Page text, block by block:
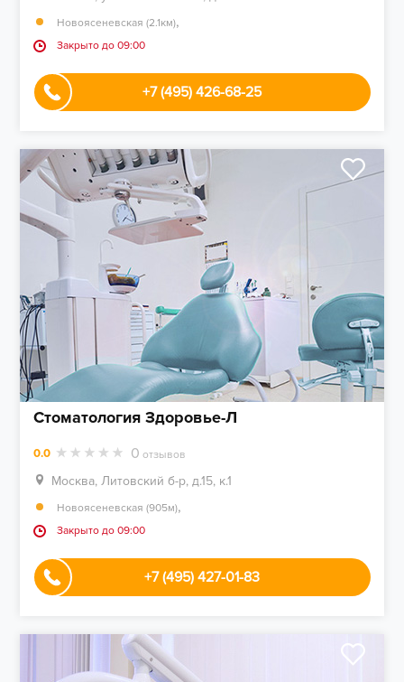
Новоясеневская (2.1км),
Закрыто до 09:00
+7 (495) 426-68-25
Стоматология Здоровье-Л
0.0 0 отзывов
Москва, Литовский б-р, д.15, к.1
Новоясеневская (905м),
Закрыто до 09:00
+7 (495) 427-01-83